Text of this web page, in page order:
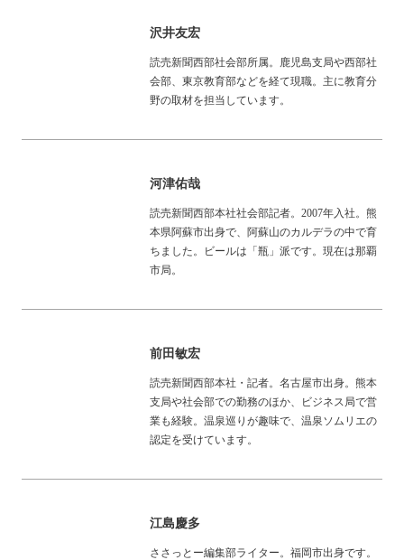
沢井友宏
読売新聞西部社会部所属。鹿児島支局や西部社
会部、東京教育部などを経て現職。主に教育分
野の取材を担当しています。
河津佑哉
読売新聞西部本社社会部記者。2007年入社。熊
本県阿蘇市出身で、阿蘇山のカルデラの中で育
ちました。ビールは「瓶」派です。現在は那覇
市局。
前田敏宏
読売新聞西部本社・記者。名古屋市出身。熊本
支局や社会部での勤務のほか、ビジネス局で営
業も経験。温泉巡りが趣味で、温泉ソムリエの
認定を受けています。
江島慶多
ささっとー編集部ライター。福岡市出身です。